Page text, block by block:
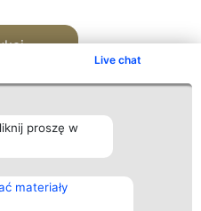
Live chat
proszę w
materiały
Kontakt
Kontakt